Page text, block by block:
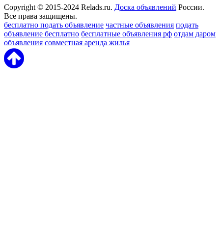
Copyright © 2015-2024 Relads.ru. Доска объявлений России.
Все права защищены.
бесплатно подать объявление частные объявления подать
объявление бесплатно бесплатные объявления рф отдам даром
объявления совместная аренда жилья